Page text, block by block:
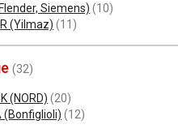
Siemens) (10)
(Yilmaz) (11)
(32)
(NORD) (20)
(Bonfiglioli) (12)